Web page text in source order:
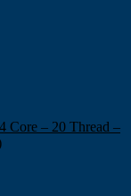
Core – 20 Thread –